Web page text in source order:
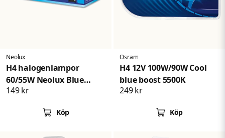
Neolux
H4 halogenlampor
60/55W Neolux Blue
Light
149 kr
Köp
Osram
H4 12V 100W/90W Cool
blue boost 5500K
249 kr
Köp